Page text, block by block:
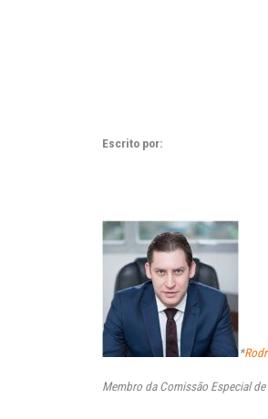
Escrito por:
*
Membro da Comissão Especial